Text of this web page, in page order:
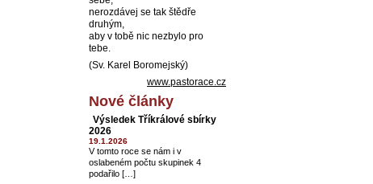
nerozdávej se tak štědře
druhým,
aby v tobě nic nezbylo pro
tebe.
(Sv. Karel Boromejský)
www.pastorace.cz
Nové články
Výsledek Tříkrálové sbírky
2026
19.1.2026
V tomto roce se nám i v
oslabeném počtu skupinek 4
podařilo […]